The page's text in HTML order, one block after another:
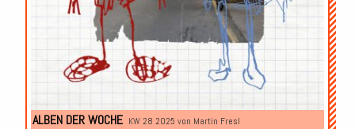
ALBEN DER WOCHE KW 28 2025 von Martin Fresl